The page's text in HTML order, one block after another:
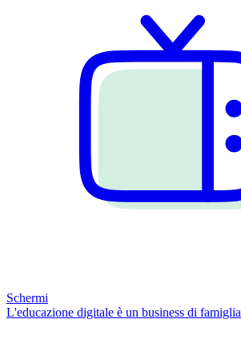
Schermi
L'educazione digitale è un business di famiglia